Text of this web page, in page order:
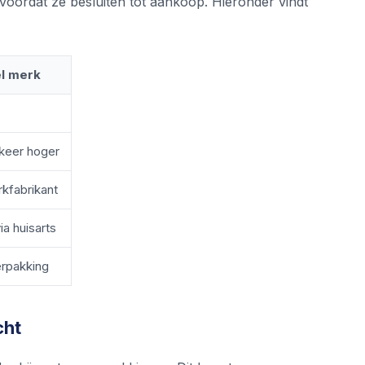
merk
hoger
huisarts